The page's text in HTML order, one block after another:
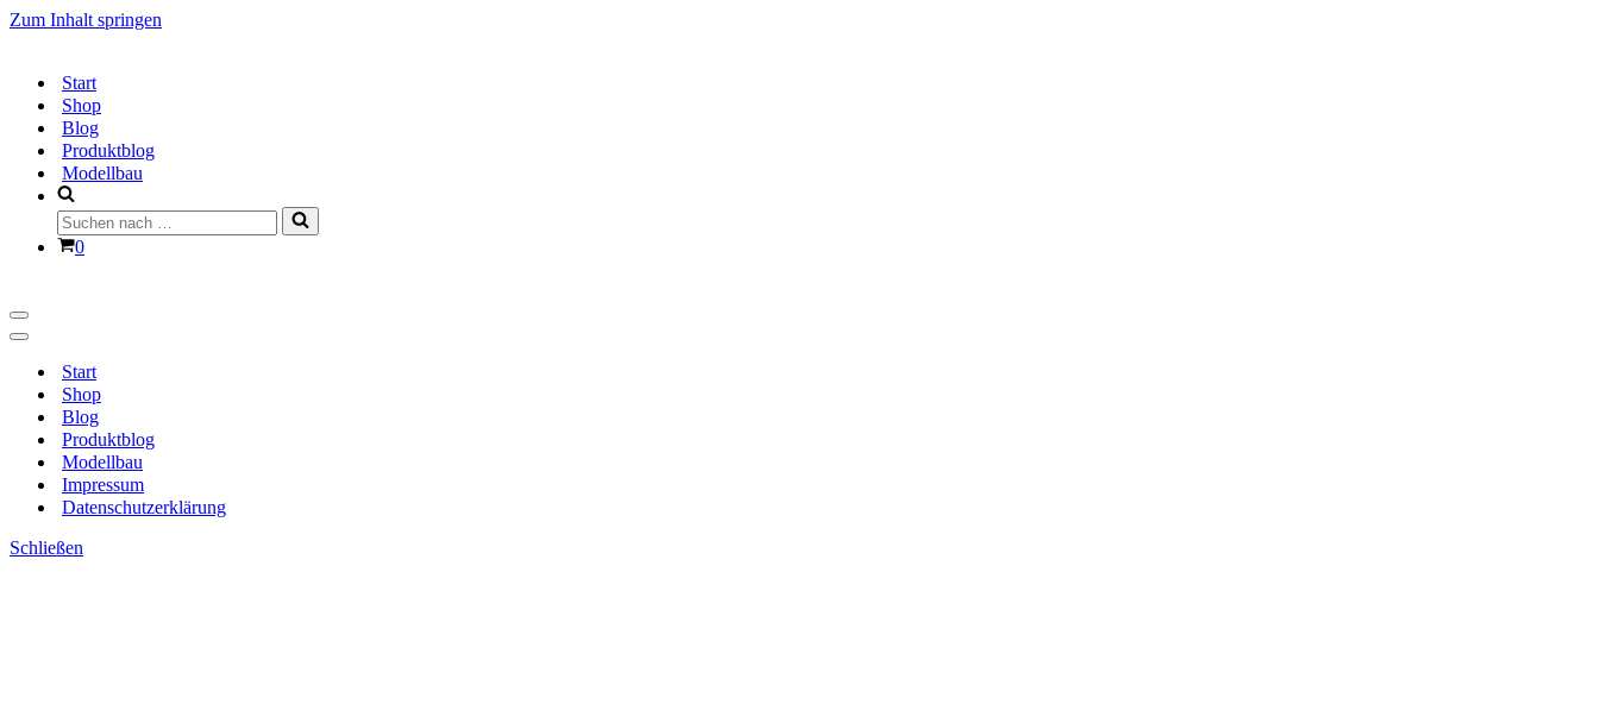
Zum Inhalt springen
Start
Shop
Blog
Produktblog
Modellbau
Suchen
nach …
Warenkorb
0
Navigationsmenü
Navigationsmenü
Start
Shop
Blog
Produktblog
Modellbau
Impressum
Datenschutzerklärung
Schließen